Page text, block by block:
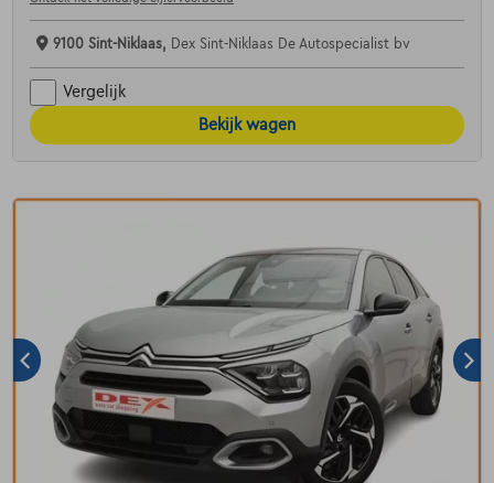
9100 Sint-Niklaas, Dex Sint-Niklaas De Autospecialist bv
Vergelijk
Bekijk wagen